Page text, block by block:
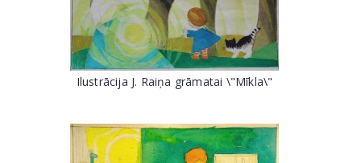
Ilustrācija J. Raiņa grāmatai \"Mīkla\"